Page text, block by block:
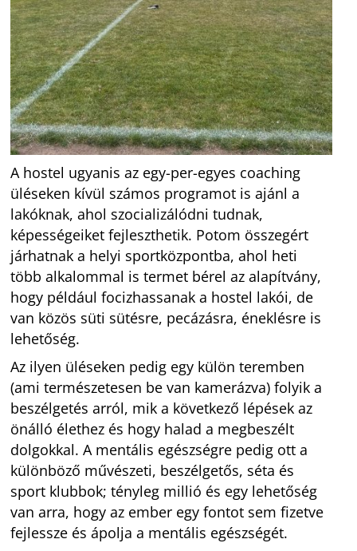
A hostel ugyanis az egy-per-egyes coaching
üléseken kívül számos programot is ajánl a
lakóknak, ahol szocializálódni tudnak,
képességeiket fejleszthetik. Potom összegért
járhatnak a helyi sportközpontba, ahol heti
több alkalommal is termet bérel az alapítvány,
hogy például focizhassanak a hostel lakói, de
van közös süti sütésre, pecázásra, éneklésre is
lehetőség.
Az ilyen üléseken pedig egy külön teremben
(ami természetesen be van kamerázva) folyik a
beszélgetés arról, mik a következő lépések az
önálló élethez és hogy halad a megbeszélt
dolgokkal. A mentális egészségre pedig ott a
különböző művészeti, beszélgetős, séta és
sport klubbok; tényleg millió és egy lehetőség
van arra, hogy az ember egy fontot sem fizetve
fejlessze és ápolja a mentális egészségét.